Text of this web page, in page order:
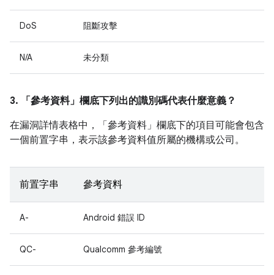
DoS 阻斷攻擊
N/A 未分類
3. 「參考資料」 欄底下列出的識別碼代表什麼意義？
在漏洞詳情表格中，「參考資料」 欄底下的項目可能會包含
一個前置字串，表示該參考資料值所屬的機構或公司。
前置字串 參考資料
A- Android 錯誤 ID
QC- Qualcomm 參考編號